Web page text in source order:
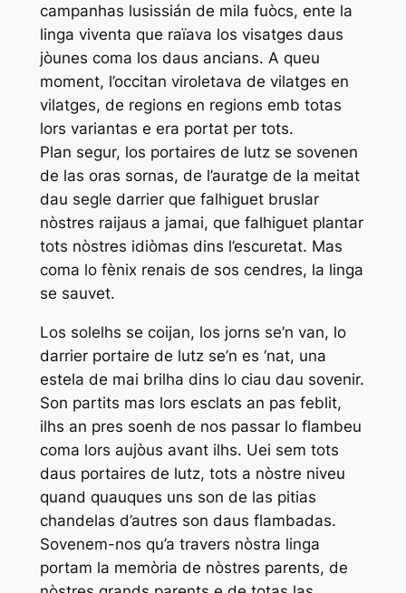
campanhas lusissián de mila fuòcs, ente la
linga viventa que raïava los visatges daus
jòunes coma los daus ancians. A queu
moment, l’occitan viroletava de vilatges en
vilatges, de regions en regions emb totas
lors variantas e era portat per tots.
Plan segur, los portaires de lutz se sovenen
de las oras sornas, de l’auratge de la meitat
dau segle darrier que falhiguet bruslar
nòstres raijaus a jamai, que falhiguet plantar
tots nòstres idiòmas dins l’escuretat. Mas
coma lo fènix renais de sos cendres, la linga
se sauvet.
Los solelhs se coijan, los jorns se’n van, lo
darrier portaire de lutz se’n es ‘nat, una
estela de mai brilha dins lo ciau dau sovenir.
Son partits mas lors esclats an pas feblit,
ilhs an pres soenh de nos passar lo flambeu
coma lors aujòus avant ilhs. Uei sem tots
daus portaires de lutz, tots a nòstre niveu
quand quauques uns son de las pitias
chandelas d’autres son daus flambadas.
Sovenem-nos qu’a travers nòstra linga
portam la memòria de nòstres parents, de